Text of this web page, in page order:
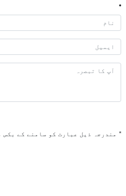
* مندرجہ ذیل عبارت کو سامنے کے بکس